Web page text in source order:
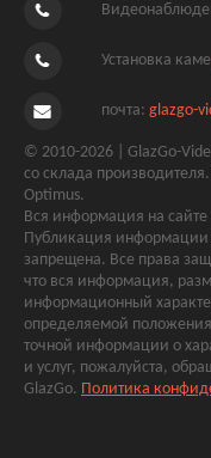
Установка
почта: glazgo-
© 2010-2026 | GlazGo-
со склада
Optimus.
Вся информация на сайте
Публикация информации
запрещена. Все права
что вся информация,
информационный
определяемой
точной информации о
и услуг, пожалуйста,
GlazGo. Политика